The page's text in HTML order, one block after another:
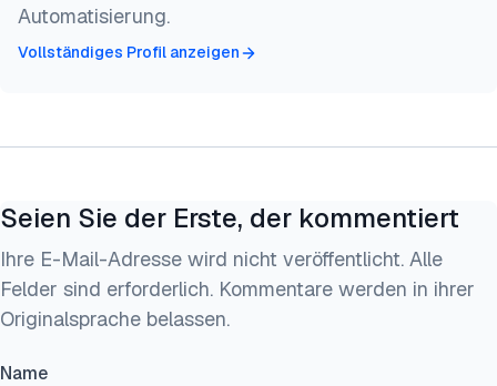
Automatisierung.
Vollständiges Profil anzeigen
Seien Sie der Erste, der kommentiert
Ihre E-Mail-Adresse wird nicht veröffentlicht. Alle
Felder sind erforderlich. Kommentare werden in ihrer
Originalsprache belassen.
Name